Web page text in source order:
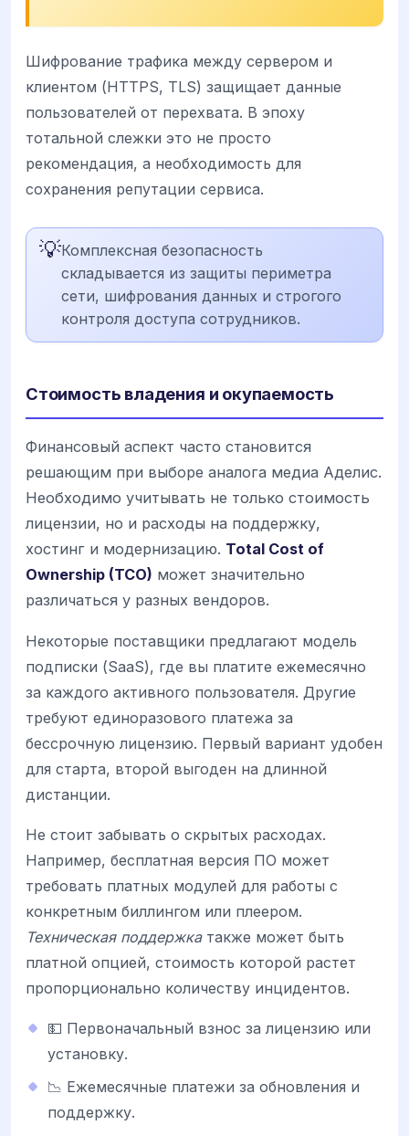
Шифрование трафика между сервером и
клиентом (HTTPS, TLS) защищает данные
пользователей от перехвата. В эпоху
тотальной слежки это не просто
рекомендация, а необходимость для
сохранения репутации сервиса.
💡Комплексная безопасность
складывается из защиты периметра
сети, шифрования данных и строгого
контроля доступа сотрудников.
Стоимость владения и окупаемость
Финансовый аспект часто становится
решающим при выборе аналога медиа Аделис.
Необходимо учитывать не только стоимость
лицензии, но и расходы на поддержку,
хостинг и модернизацию. Total Cost of
Ownership (TCO) может значительно
различаться у разных вендоров.
Некоторые поставщики предлагают модель
подписки (SaaS), где вы платите ежемесячно
за каждого активного пользователя. Другие
требуют единоразового платежа за
бессрочную лицензию. Первый вариант удобен
для старта, второй выгоден на длинной
дистанции.
Не стоит забывать о скрытых расходах.
Например, бесплатная версия ПО может
требовать платных модулей для работы с
конкретным биллингом или плеером.
Техническая поддержкатакже может быть
платной опцией, стоимость которой растет
пропорционально количеству инцидентов.
💵 Первоначальный взнос за лицензию или
установку.
📉 Ежемесячные платежи за обновления и
поддержку.